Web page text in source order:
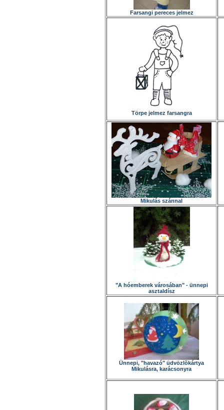
Farsangi pereces jelmez
Törpe jelmez farsangra
Mikulás szánnal
"A hóemberek városában" - ünnepi
asztaldísz
Ünnepi, "havazó" üdvözlõkártya
Mikulásra, karácsonyra